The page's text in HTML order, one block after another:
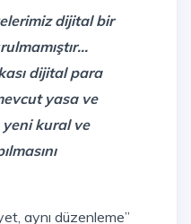
dijital para
yasa ve
kural ve